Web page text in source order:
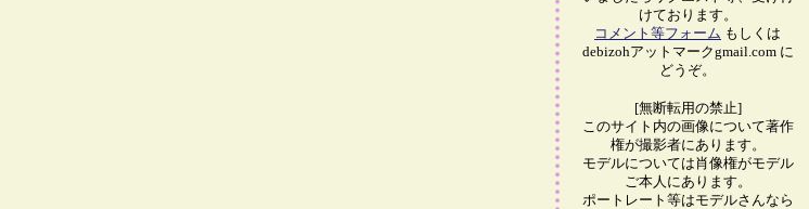
けております。
コメント等フォーム もしくは
debizohアットマークgmail.com に
どうぞ。
[無断転用の禁止]
このサイト内の画像について著作
権が撮影者にあります。
モデルについては肖像権がモデル
ご本人にあります。
ポートレート等はモデルさんなら